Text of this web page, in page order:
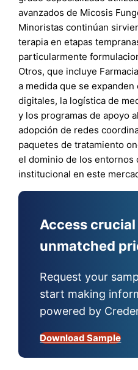
avanzados de Micosis
Minoristas continúan
terapia en etapas
particularmente
Otros, que incluye
a medida que se
digitales, la logística de
y los programas de apoyo
adopción de redes
paquetes de tratamiento
el dominio de los entornos
institucional en este
Access
unmatched
Request your
start making
powered by
Download Sample